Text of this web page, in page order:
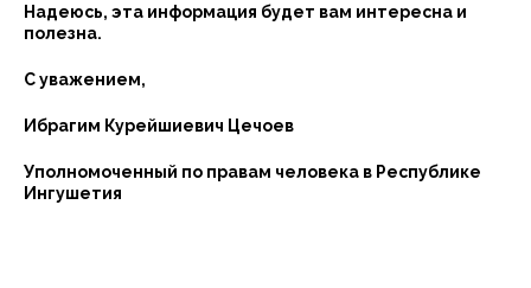
Надеюсь, эта информация будет вам интересна и
полезна.
С уважением,
Ибрагим Курейшиевич Цечоев
Уполномоченный по правам человека в Республике
Ингушетия